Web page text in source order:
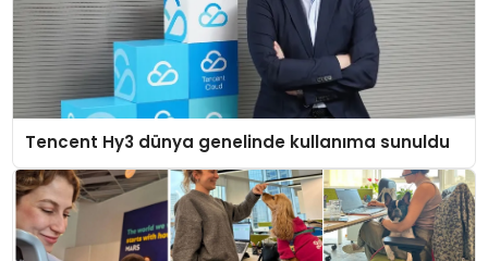
Tencent Hy3 dünya genelinde kullanıma sunuldu